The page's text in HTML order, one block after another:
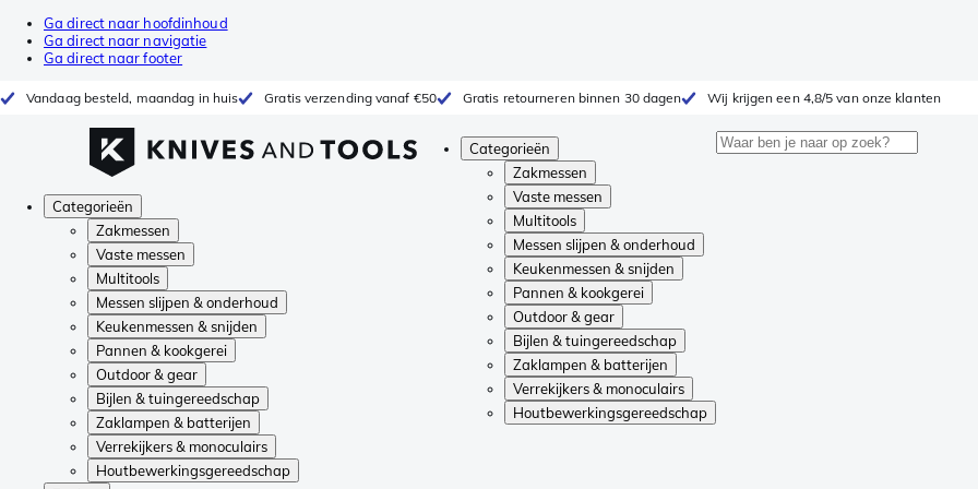
Ga direct naar hoofdinhoud
Ga direct naar navigatie
Ga direct naar footer
Vandaag besteld, maandag in huis Gratis verzending vanaf €50 Gratis retourneren binnen 30 dagen Wij krijgen een 4,8/5 van onze klanten
Categorieën
Zakmessen
Vaste messen
Multitools
Messen slijpen & onderhoud
Keukenmessen & snijden
Pannen & kookgerei
Outdoor & gear
Bijlen & tuingereedschap
Zaklampen & batterijen
Verrekijkers & monoculairs
Houtbewerkingsgereedschap
Categorieën
Zakmessen
Vaste messen
Multitools
Messen slijpen & onderhoud
Keukenmessen & snijden
Pannen & kookgerei
Outdoor & gear
Bijlen & tuingereedschap
Zaklampen & batterijen
Verrekijkers & monoculairs
Houtbewerkingsgereedschap